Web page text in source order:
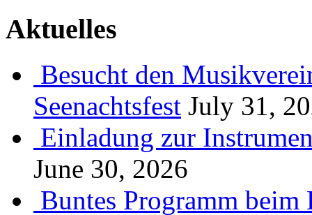
Aktuelles
Besucht den
Seenachtsfest July 31,
Einladung zur
June 30, 2026
Buntes Programm